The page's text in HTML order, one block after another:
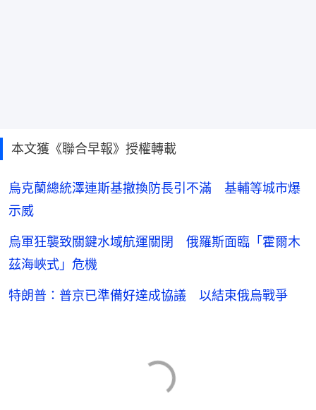
本文獲《聯合早報》授權轉載
烏克蘭總統澤連斯基撤換防長引不滿 基輔等城市爆
示威
烏軍狂襲致關鍵水域航運關閉 俄羅斯面臨「霍爾木
茲海峽式」危機
特朗普：普京已準備好達成協議 以結束俄烏戰爭